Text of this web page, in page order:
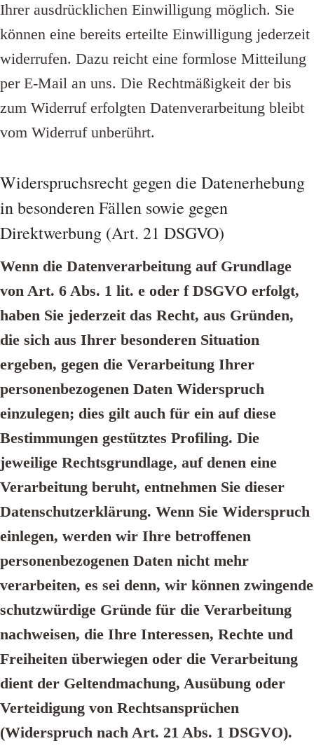
Ihrer ausdrücklichen Einwilligung möglich. Sie
können eine bereits erteilte Einwilligung jederzeit
widerrufen. Dazu reicht eine formlose Mitteilung
per E-Mail an uns. Die Rechtmäßigkeit der bis
zum Widerruf erfolgten Datenverarbeitung bleibt
vom Widerruf unberührt.
Widerspruchsrecht gegen die Datenerhebung
in besonderen Fällen sowie gegen
Direktwerbung (Art. 21 DSGVO)
Wenn die Datenverarbeitung auf Grundlage
von Art. 6 Abs. 1 lit. e oder f DSGVO erfolgt,
haben Sie jederzeit das Recht, aus Gründen,
die sich aus Ihrer besonderen Situation
ergeben, gegen die Verarbeitung Ihrer
personenbezogenen Daten Widerspruch
einzulegen; dies gilt auch für ein auf diese
Bestimmungen gestütztes Profiling. Die
jeweilige Rechtsgrundlage, auf denen eine
Verarbeitung beruht, entnehmen Sie dieser
Datenschutzerklärung. Wenn Sie Widerspruch
einlegen, werden wir Ihre betroffenen
personenbezogenen Daten nicht mehr
verarbeiten, es sei denn, wir können zwingende
schutzwürdige Gründe für die Verarbeitung
nachweisen, die Ihre Interessen, Rechte und
Freiheiten überwiegen oder die Verarbeitung
dient der Geltendmachung, Ausübung oder
Verteidigung von Rechtsansprüchen
(Widerspruch nach Art. 21 Abs. 1 DSGVO).